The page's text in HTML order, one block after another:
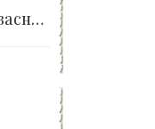
75-летнего Шварценеггера засняли на велопрогулке..